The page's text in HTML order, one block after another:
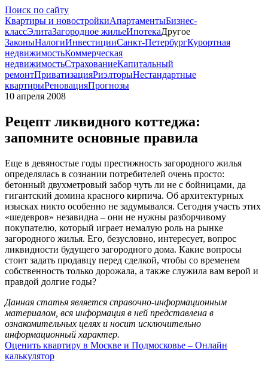
Поиск по сайту
Квартиры и новостройкиАпартаментыБизнес-
классЭлитаЗагородное жильеИпотекаДругое
ЗаконыНалогиИнвестицииСанкт-ПетербургКурортная
недвижимостьКоммерческая
недвижимостьСтрахованиеКапитальный
ремонтПриватизацияРиэлторыНестандартные
квартирыРеновацияПрогнозы
10 апреля 2008
Рецепт ликвидного коттеджа:
запомните основные правила
Еще в девяностые годы престижность загородного жилья
определялась в сознании потребителей очень просто:
бетонный двухметровый забор чуть ли не с бойницами, да
гигантский домина красного кирпича. Об архитектурных
изысках никто особенно не задумывался. Сегодня участь этих
«шедевров» незавидна – они не нужны разборчивому
покупателю, который играет немалую роль на рынке
загородного жилья. Его, безусловно, интересует, вопрос
ликвидности будущего загородного дома. Какие вопросы
стоит задать продавцу перед сделкой, чтобы со временем
собственность только дорожала, а также служила вам верой и
правдой долгие годы?
Данная статья является справочно-информационным
материалом, вся информация в ней представлена в
ознакомительных целях и носит исключительно
информационный характер.
Оценить квартиру в Москве и Подмосковье – Онлайн
калькулятор